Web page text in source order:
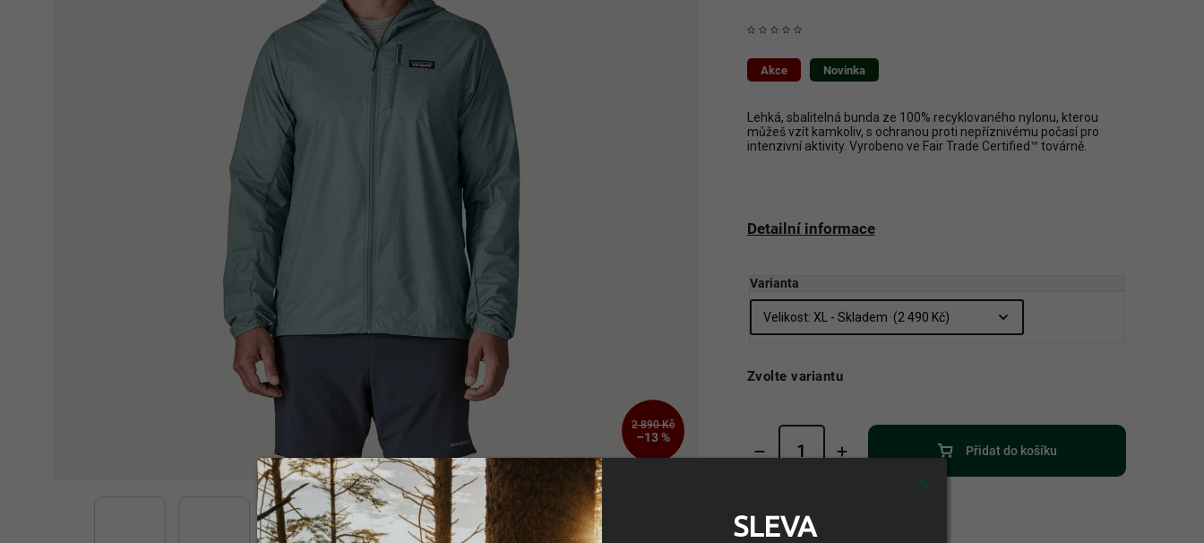
2 890 Kč
–13 %
Akce Novinka
Lehká, sbalitelná bunda ze 100% recyklovaného nylonu, kterou
můžeš vzít kamkoliv, s ochranou proti nepříznivému počasí pro
intenzivní aktivity. Vyrobeno ve Fair Trade Certified™ továrně.
Detailní informace
Varianta
Zvolte variantu
Přidat do košíku
SLEVA